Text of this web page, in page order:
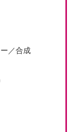
／合成